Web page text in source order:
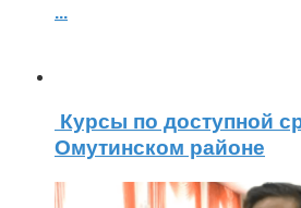
...
Курсы по доступной
Омутинском районе